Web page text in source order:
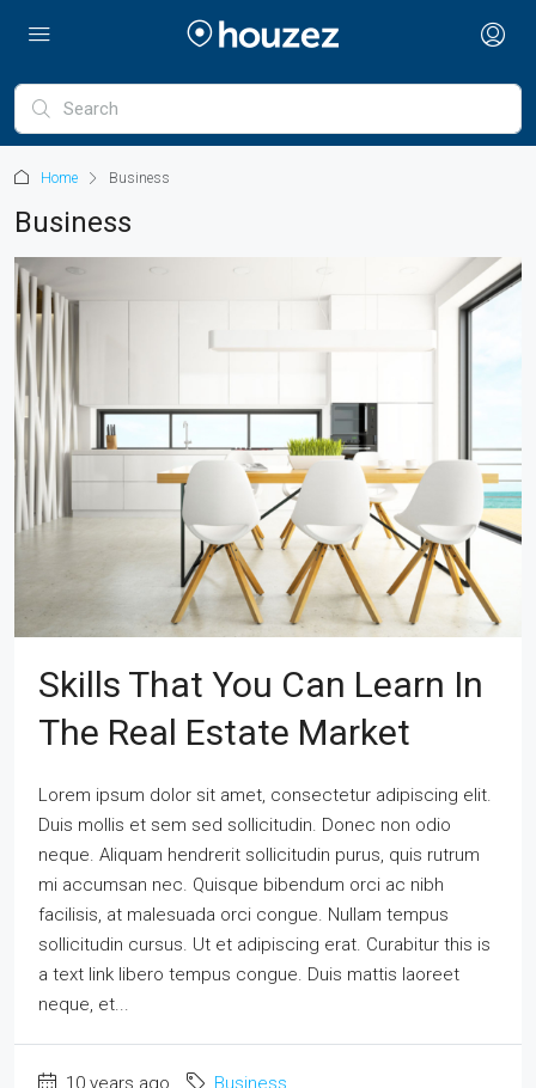
Home Business
Business
Skills That You Can Learn In
The Real Estate Market
Lorem ipsum dolor sit amet, consectetur adipiscing elit.
Duis mollis et sem sed sollicitudin. Donec non odio
neque. Aliquam hendrerit sollicitudin purus, quis rutrum
mi accumsan nec. Quisque bibendum orci ac nibh
facilisis, at malesuada orci congue. Nullam tempus
sollicitudin cursus. Ut et adipiscing erat. Curabitur this is
a text link libero tempus congue. Duis mattis laoreet
neque, et...
10 years ago Business